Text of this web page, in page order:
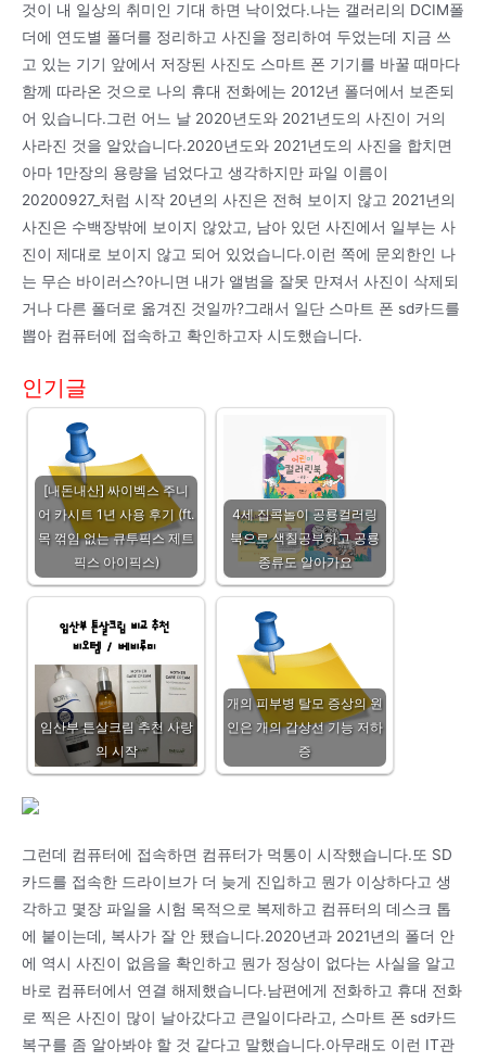
것이 내 일상의 취미인 기대 하면 낙이었다.나는 갤러리의 DCIM폴
더에 연도별 폴더를 정리하고 사진을 정리하여 두었는데 지금 쓰
고 있는 기기 앞에서 저장된 사진도 스마트 폰 기기를 바꿀 때마다
함께 따라온 것으로 나의 휴대 전화에는 2012년 폴더에서 보존되
어 있습니다.그런 어느 날 2020년도와 2021년도의 사진이 거의
사라진 것을 알았습니다.2020년도와 2021년도의 사진을 합치면
아마 1만장의 용량을 넘었다고 생각하지만 파일 이름이
20200927_처럼 시작 20년의 사진은 전혀 보이지 않고 2021년의
사진은 수백장밖에 보이지 않았고, 남아 있던 사진에서 일부는 사
진이 제대로 보이지 않고 되어 있었습니다.이런 쪽에 문외한인 나
는 무슨 바이러스?아니면 내가 앨범을 잘못 만져서 사진이 삭제되
거나 다른 폴더로 옮겨진 것일까?그래서 일단 스마트 폰 sd카드를
뽑아 컴퓨터에 접속하고 확인하고자 시도했습니다.
인기글
[내돈내산] 싸이벡스 주니
어 카시트 1년 사용 후기 (ft.
목 꺾임 없는 큐투픽스 제트
픽스 아이픽스)
4세 집콕놀이 공룡컬러링
북으로 색칠공부하고 공룡
종류도 알아가요
임산부 튼살크림 추천 사랑
의 시작
개의 피부병 탈모 증상의 원
인은 개의 갑상선 기능 저하
증
그런데 컴퓨터에 접속하면 컴퓨터가 먹통이 시작했습니다.또 SD
카드를 접속한 드라이브가 더 늦게 진입하고 뭔가 이상하다고 생
각하고 몇장 파일을 시험 목적으로 복제하고 컴퓨터의 데스크 톱
에 붙이는데, 복사가 잘 안 됐습니다.2020년과 2021년의 폴더 안
에 역시 사진이 없음을 확인하고 뭔가 정상이 없다는 사실을 알고
바로 컴퓨터에서 연결 해제했습니다.남편에게 전화하고 휴대 전화
로 찍은 사진이 많이 날아갔다고 큰일이다라고, 스마트 폰 sd카드
복구를 좀 알아봐야 할 것 같다고 말했습니다.아무래도 이런 IT관